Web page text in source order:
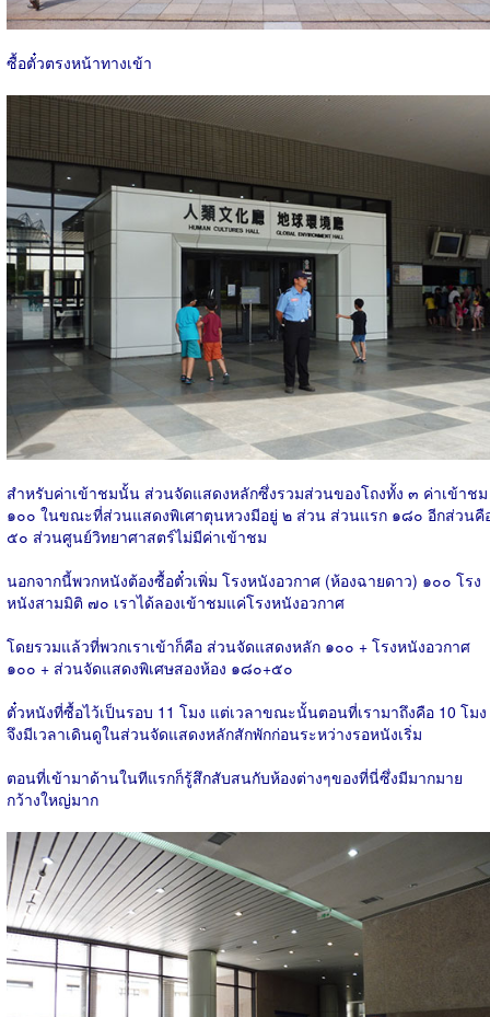
ซื้อตั๋วตรงหน้าทางเข้า
สำหรับค่าเข้าชมนั้น ส่วนจัดแสดงหลักซึ่งรวมส่วนของโถงทั้ง ๓ ค่าเข้าชม
๑๐๐ ในขณะที่ส่วนแสดงพิเศาตุนหวงมีอยู่ ๒ ส่วน ส่วนแรก ๑๘๐ อีกส่วนคื
๕๐ ส่วนศูนย์วิทยาศาสตร์ไม่มีค่าเข้าชม
นอกจากนี้พวกหนังต้องซื้อตั๋วเพิ่ม โรงหนังอวกาศ (ห้องฉายดาว) ๑๐๐ โรง
หนังสามมิติ ๗๐ เราได้ลองเข้าชมแค่โรงหนังอวกาศ
โดยรวมแล้วที่พวกเราเข้าก็คือ ส่วนจัดแสดงหลัก ๑๐๐ + โรงหนังอวกาศ
๑๐๐ + ส่วนจัดแสดงพิเศษสองห้อง ๑๘๐+๕๐
ตั๋วหนังที่ซื้อไว้เป็นรอบ 11 โมง แต่เวลาขณะนั้นตอนที่เรามาถึงคือ 10 โมง
จึงมีเวลาเดินดูในส่วนจัดแสดงหลักสักพักก่อนระหว่างรอหนังเริ่ม
ตอนที่เข้ามาด้านในทีแรกก็รู้สึกสับสนกับห้องต่างๆของที่นี่ซึ่งมีมากมาย
กว้างใหญ่มาก